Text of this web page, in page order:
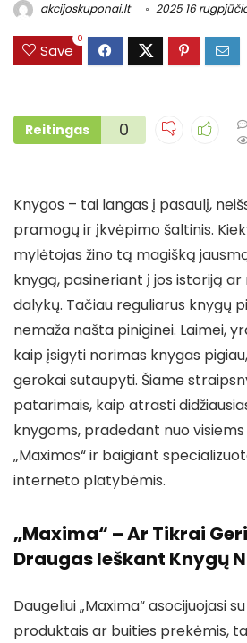
akcijoskuponai.lt 2025 16
Save
0
Reitingas 0
Knygos – tai langas į pasaulį,
pramogų ir įkvėpimo šaltinis.
mylėtojas žino tą magišką
knygą, pasineriant į jos istoriją
dalykų. Tačiau reguliarus knygų
nemaža našta piniginei. Laimei,
kaip įsigyti norimas knygas
gerokai sutaupyti. Šiame
patarimais, kaip atrasti
knygoms, pradedant nuo
„Maximos“ ir baigiant
interneto platybėmis.
„Maxima“ – Ar Tikrai
Draugas Ieškant Knygų
Daugeliui „Maxima“ asocijuojasi
produktais ar buities prekėmis,